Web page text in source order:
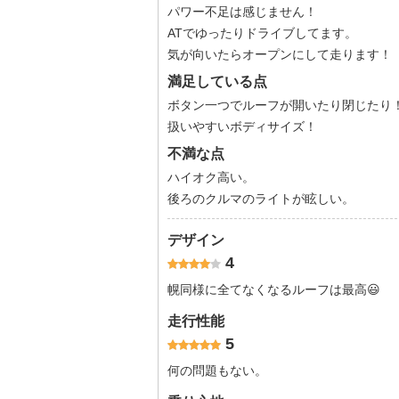
パワー不足は感じません！
ATでゆったりドライブしてます。
気が向いたらオープンにして走ります！
満足している点
ボタン一つでルーフが開いたり閉じたり！
扱いやすいボディサイズ！
不満な点
ハイオク高い。
後ろのクルマのライトが眩しい。
デザイン
4
幌同様に全てなくなるルーフは最高😃
走行性能
5
何の問題もない。